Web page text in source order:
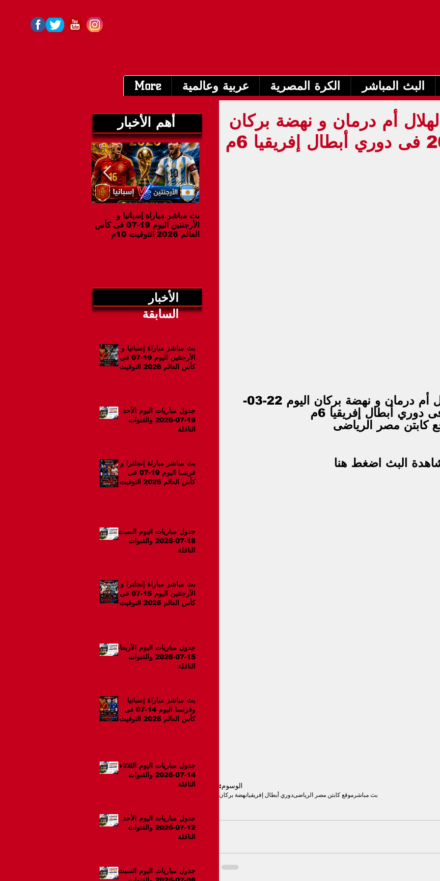
البث المباشر الكرة المصرية عربية وعالمية More
أهم الأخبار
بث مباشر مباراة إسبانيا و
الأرجنتين اليوم 19-07 فى كأس
العالم 2026 التوقيت 10م
الأخبار
السابقة
بث مباشر مباراة إسبانيا و
الأرجنتين اليوم 19-07 فى
كأس العالم 2026 التوقيت
جدول مباريات اليوم الأحد
19-07-2026 والقنوات
الناقلة
بث مباشر مباراة إنجلترا و
فرنسا اليوم 19-07 فى
كأس العالم 2026 التوقيت
جدول مباريات اليوم السبت
18-07-2026 والقنوات
الناقلة
بث مباشر مباراة إنجلترا و
الأرجنتين اليوم 15-07 فى
كأس العالم 2026 التوقيت
جدول مباريات اليوم الأربعاء
15-07-2026 والقنوات
الناقلة
بث مباشر مباراة إسبانيا
وفرنسا اليوم 14-07 فى
كأس العالم 2026 التوقيت
جدول مباريات اليوم الثلاثاء
14-07-2026 والقنوات
الناقلة
جدول مباريات اليوم الأحد
12-07-2026 والقنوات
الناقلة
جدول مباريات اليوم السبت
أم درمان و نهضة بركان
بث مباشر مباراة الهلال أم درمان و نهضة بركان اليوم 22-03-
كابتن مصر الرياضى
البث اضغط هنا
الوسوم:
بث مباشرموقع كابتن مصر الرياضىدوري أبطال إفريقيانهضة بركان